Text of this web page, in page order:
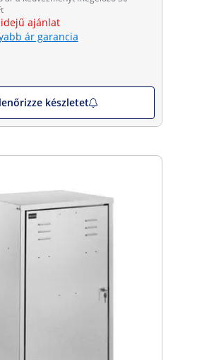
ajánlat
ár garancia
készletet